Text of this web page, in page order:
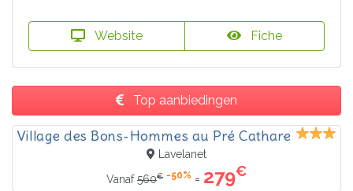
Website Fiche
Top aanbiedingen
Village des Bons-Hommes au Pré Cathare
Lavelanet
Vanaf560€ -50% = 279€